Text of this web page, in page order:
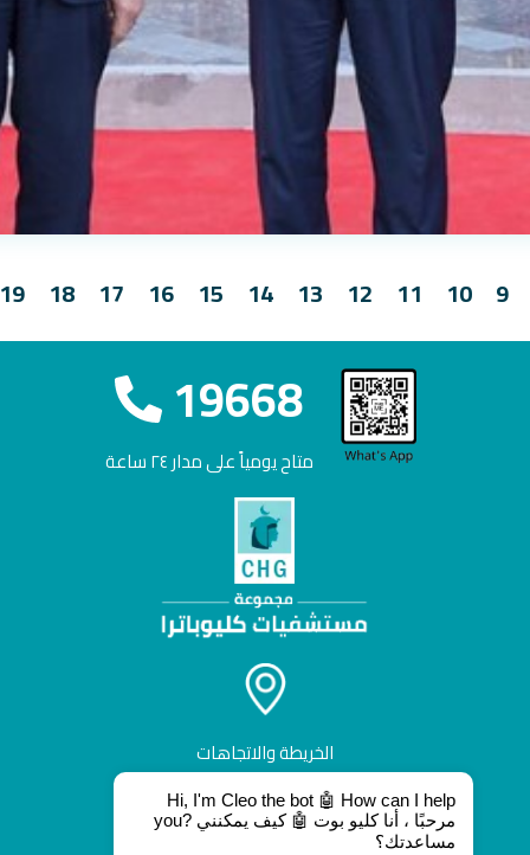
9
10
11
12
13
14
15
16
17
18
19668
متاح يومياً على مدار ٢٤ ساعة
الخريطة والاتجاهات
Hi, I'm Cleo the bot 🤖 How can I help
you? مرحبًا ، أنا كليو بوت 🤖 كيف يمكنني
مساعدتك؟